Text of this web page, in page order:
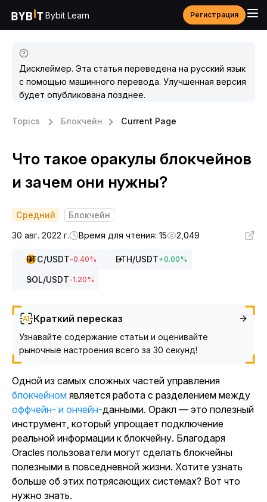
Bybit Learn Регистрация
Дисклеймер. Эта статья переведена на русский язык
с помощью машинного перевода. Улучшенная версия
будет опубликована позднее.
Topics Блокчейн Current Page
Что такое оракулы блокчейнов
и зачем они нужны?
Средний
Блокчейн
30 авг. 2022 г.
Время для чтения: 15 2,049
BTC/USDT-0.40% ETH/USDT+0.00%
SOL/USDT-1.20%
Краткий пересказ
Узнавайте содержание статьи и оценивайте
рыночные настроения всего за 30 секунд!
Одной из самых сложных частей управления
блокчейном является работа с разделением между
оффчейн- и ончейн-данными. Оракл — это полезный
инструмент, который упрощает подключение
реальной информации к блокчейну. Благодаря
Oracles пользователи могут сделать блокчейны
полезными в повседневной жизни. Хотите узнать
больше об этих потрясающих системах? Вот что
нужно знать.